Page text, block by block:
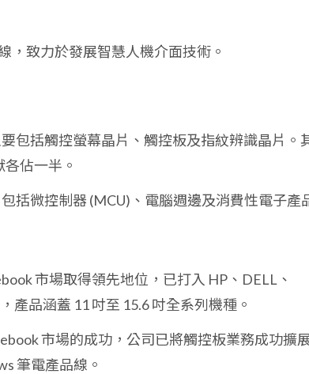
，致力於發展智慧人機介面技術。
要包括觸控螢幕晶片、觸控板及指紋辨識晶片。
佔一半。
包括微控制器 (MCU)、電腦週邊及消費性電子產
市場取得領先地位，已打入 HP、DELL、
產品涵蓋 11 吋至 15.6 吋全系列機種。
市場的成功，公司已將觸控板業務成功擴
筆電產品線。